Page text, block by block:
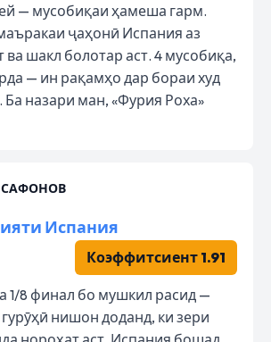
— мусобиқаи ҳамеша гарм.
ҷаҳонӣ Испания аз
ва шакл болотар аст. 4 мусобиқа,
— ин рақамҳо дар бораи худ
Ба назари ман, «Фурия Роха»
САФОНОВ
Испания
Коэффитсиент 1.91
1/8 финал бо мушкил расид —
нишон доданд, ки зери